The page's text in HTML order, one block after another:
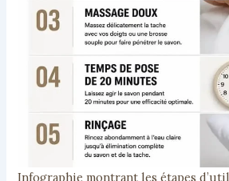
Infographie montrant les étapes